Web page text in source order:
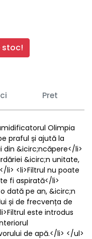
stoc!
Pret
Olimpia
praful și ajută la
din &icirc;ncăpere</li>
&icirc;n unitate,
<li>Filtrul nu poate
fi aspirată</li>
dată pe an, &icirc;n
și de frecvența de
este introdus
de apă.</li> </ul>